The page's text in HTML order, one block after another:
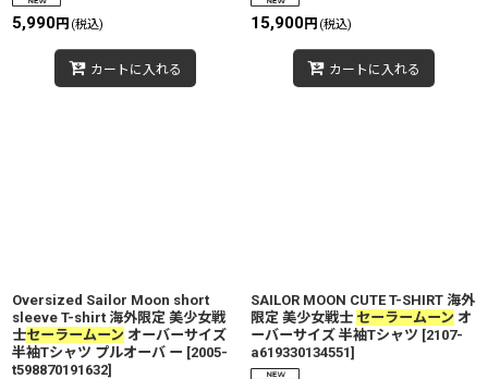
5,990円 (税込)
カートに入れる
15,900円 (税込)
カートに入れる
Oversized Sailor Moon short
sleeve T-shirt 海外限定 美少女戦
士セーラームーン オーバーサイズ
半袖Tシャツ プルオーバ ー [2005-
t598870191632]
SAILOR MOON CUTE T-SHIRT 海外
限定 美少女戦士 セーラームーン オ
ーバーサイズ 半袖Tシャツ [2107-
a619330134551]